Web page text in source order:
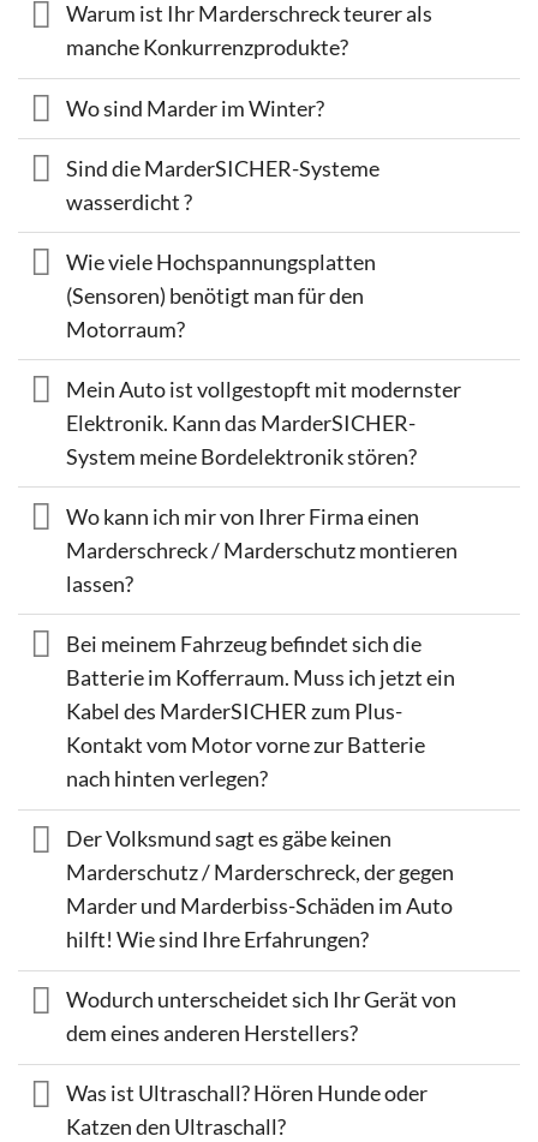
Warum ist Ihr Marderschreck teurer als
manche Konkurrenzprodukte?
Wo sind Marder im Winter?
Sind die MarderSICHER-Systeme
wasserdicht ?
Wie viele Hochspannungsplatten
(Sensoren) benötigt man für den
Motorraum?
Mein Auto ist vollgestopft mit modernster
Elektronik. Kann das MarderSICHER-
System meine Bordelektronik stören?
Wo kann ich mir von Ihrer Firma einen
Marderschreck / Marderschutz montieren
lassen?
Bei meinem Fahrzeug befindet sich die
Batterie im Kofferraum. Muss ich jetzt ein
Kabel des MarderSICHER zum Plus-
Kontakt vom Motor vorne zur Batterie
nach hinten verlegen?
Der Volksmund sagt es gäbe keinen
Marderschutz / Marderschreck, der gegen
Marder und Marderbiss-Schäden im Auto
hilft! Wie sind Ihre Erfahrungen?
Wodurch unterscheidet sich Ihr Gerät von
dem eines anderen Herstellers?
Was ist Ultraschall? Hören Hunde oder
Katzen den Ultraschall?